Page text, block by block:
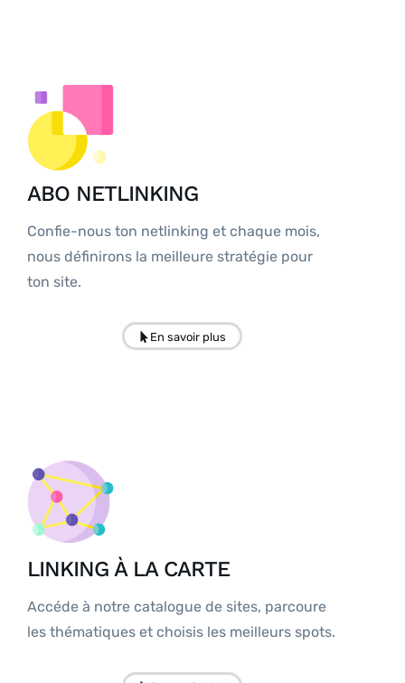
ABO NETLINKING
Confie-nous ton netlinking et chaque mois,
nous définirons la meilleure stratégie pour
ton site.
En savoir plus
LINKING À LA CARTE
Accéde à notre catalogue de sites, parcoure
les thématiques et choisis les meilleurs spots.